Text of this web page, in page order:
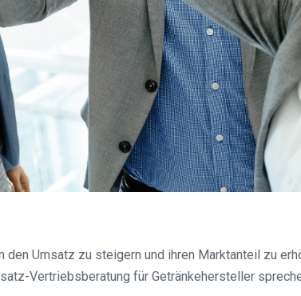
Umsatz zu steigern und ihren Marktanteil zu
Vertriebsberatung für Getränkehersteller